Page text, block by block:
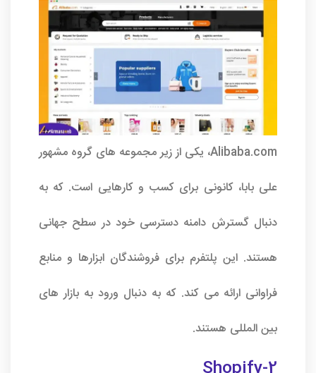
Alibaba.com، یکی از زیر مجموعه های گروه مشهور
علی بابا، کانونی برای کسب و کارهایی است. که به
دنبال گسترش دامنه دسترسی خود در سطح جهانی
هستند. این پلتفرم برای فروشندگان ابزارها و منابع
فراوانی ارائه می کند. که به دنبال ورود به بازار های
بین المللی هستند.